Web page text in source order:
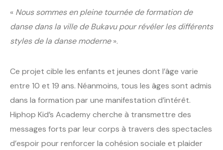
« Nous sommes en pleine tournée de formation de
danse dans la ville de Bukavu pour révéler les différents
styles de la danse moderne».
Ce projet cible les enfants et jeunes dont l’âge varie
entre 10 et 19 ans. Néanmoins, tous les âges sont admis
dans la formation par une manifestation d’intérêt.
Hiphop Kid’s Academy cherche à transmettre des
messages forts par leur corps à travers des spectacles
d’espoir pour renforcer la cohésion sociale et plaider